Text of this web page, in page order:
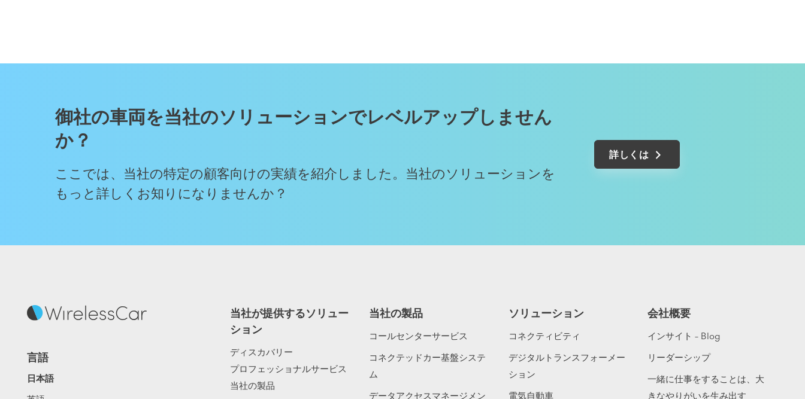
御社の⾞両を当社のソリューションでレベルアップしません
か？
ここでは、当社の特定の顧客向けの実績を紹介しました。当社のソリューションを
もっと詳しくお知りになりませんか？
詳しくは
言語
日本語
当社が提供するソリュー
ション
ディスカバリー
プロフェッショナルサービス
当社の製品
当社の製品
コールセンターサービス
コネクテッドカー基盤システ
ム
データアクセスマネージメン
ソリューション
コネクティビティ
デジタルトランスフォーメー
ション
電気自動車
会社概要
インサイト – Blog
リーダーシップ
一緒に仕事をすることは、大
きなやりがいを生み出す